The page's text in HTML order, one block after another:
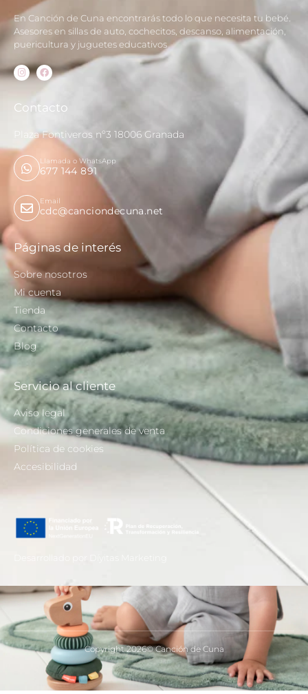
En Canción de Cuna encontrarás todo lo que necesita tu bebé.
Asesores en sillas de auto, cochecitos, descanso, alimentación,
puericultura y juguetes educativos
Contacto
Plaza Fontiveros nº3 18006 Granada
Llamada o WhatsApp
677 144 891
Email
cdc@canciondecuna.net
Páginas de interés
Sobre nosotros
Mi cuenta
Tienda
Contacto
Blog
Servicio al cliente
Aviso legal
Condiciones generales de venta
Política de cookies
Accesibilidad
Copyright 2026© Canción de Cuna